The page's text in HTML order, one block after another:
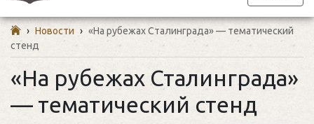
› Новости › «На рубежах Сталинграда» — тематический
стенд
«На рубежах Сталинграда»
— тематический стенд